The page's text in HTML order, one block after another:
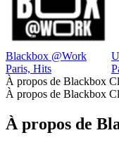
Blackbox @Work
Paris, Hits
À propos de Blackbox
À propos de Blackbox
À propos de